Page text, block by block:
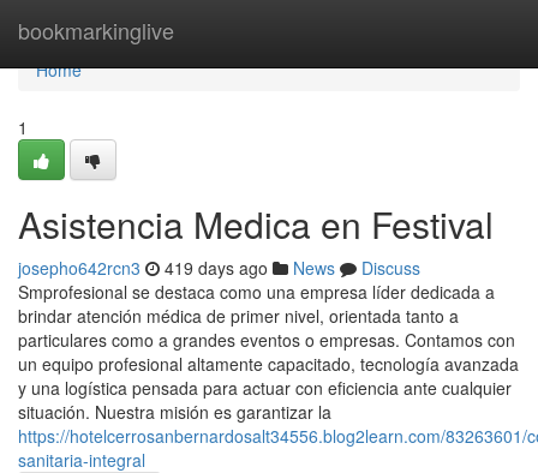
bookmarkinglive
Home
Home
1
Asistencia Medica en Festival
josepho642rcn3 419 days ago News
Discuss
Smprofesional se destaca como una empresa líder dedicada a
brindar atención médica de primer nivel, orientada tanto a
particulares como a grandes eventos o empresas. Contamos con
un equipo profesional altamente capacitado, tecnología avanzada
y una logística pensada para actuar con eficiencia ante cualquier
situación. Nuestra misión es garantizar la
https://hotelcerrosanbernardosalt34556.blog2learn.com/83263601/
sanitaria-integral